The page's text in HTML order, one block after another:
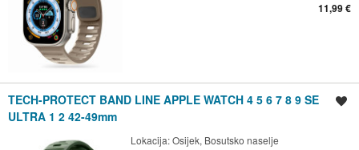
11,99 €
TECH-PROTECT BAND LINE APPLE WATCH 4 5 6 7 8 9 SE
ULTRA 1 2 42-49mm
Lokacija:Osijek, Bosutsko naselje